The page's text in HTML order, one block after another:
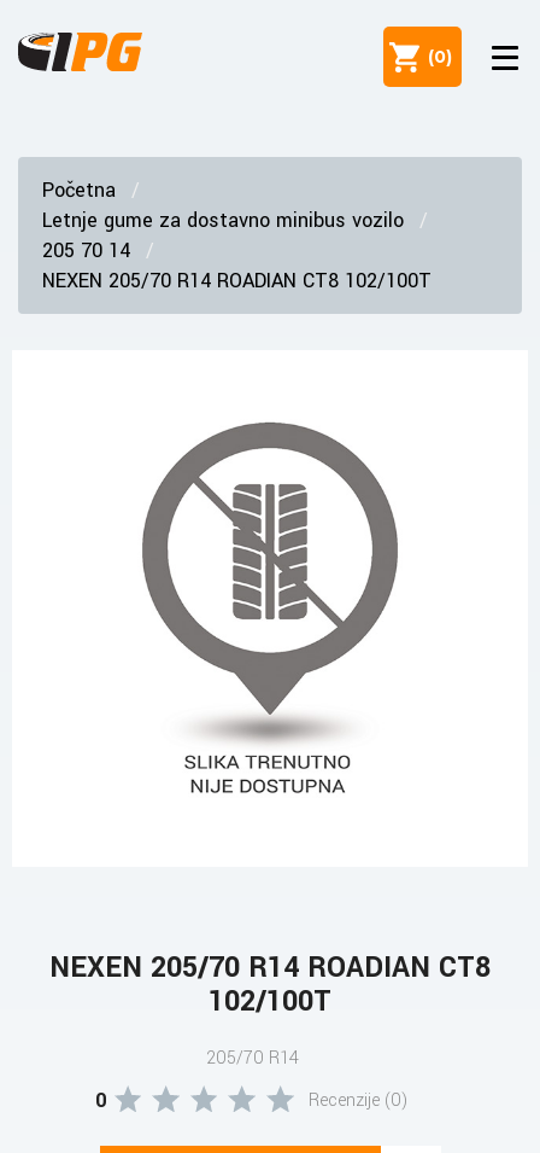
(0)
Početna
Letnje gume za dostavno minibus vozilo
205 70 14
NEXEN 205/70 R14 ROADIAN CT8 102/100T
NEXEN 205/70 R14 ROADIAN CT8
102/100T
205/70 R14
0 Recenzije (0)